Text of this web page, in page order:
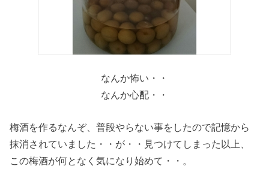
なんか怖い・・
なんか心配・・
梅酒を作るなんぞ、普段やらない事をしたので記憶から
抹消されていました・・が・・見つけてしまった以上、
この梅酒が何となく気になり始めて・・。